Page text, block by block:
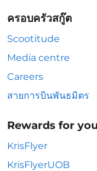
ครอบครัวสกู๊ต
Scootitude
Media centre
Careers
สายการบินพันธมิตร
Rewards for you
KrisFlyer
KrisFlyerUOB